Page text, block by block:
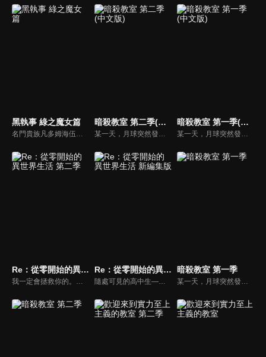
黑執事 綠之魔女篇
名門貴族凡多姆海伍家族的執事，賽巴斯欽·米卡艾利斯，與年僅13歲的主人謝爾・凡多姆海伍一同擔任“女王的看門犬”，處理黑暗社會中的骯髒事務。奉女王之命，賽巴斯欽與謝爾前往德國調查一連串離奇的死亡事件。在追查被傳言“只要踏入便會遭詛咒而死”的“狼人之森”真相時，駭人的詛咒悄然降臨。
暗殺教室 第二季(中文版)
某一天，月球突然發生爆炸，約有七成都蒸發掉了。自稱是犯人，還揚言明年三月連地球也要炸掉的超生物，不知為何來到椚丘國中三年E班擔任老師。各國元首都無法殺了它，只好委託椚丘國中三年E班的學生，酬勞是一百億日圓！他們能否再畢業前解決「殺老師」…？
暗殺教室 第一季(中文版)
某一天，月球突然發生爆炸，約有七成都蒸發掉了。自稱是犯人，還揚言明年三月連地球也要炸掉的超生物，不知為何來到椚丘國中三年E班擔任老師。各國元首都無法殺了它，只好委託椚丘國中三年E班的學生，酬勞是一百億日圓！他們能否再畢業前解決「殺老師」…？
Re：從零開始的異世界生活 第二季
我一定會拯救你的。打倒了擔任「怠惰」的魔女教大罪司教，貝特魯吉烏斯•羅曼尼康帝後，菜月昴和愛蜜莉雅又再度相遇了。在跨越了痛苦的訣別，終於能夠和解的兩人身邊，新的篇章卻又開始了。超乎想像，九死一生的危機，以及冷酷無情的現實向他們襲來。少年將再次起身，面對殘酷的命運。
Re：從零開始的異世界生活 新編集版
隨處可見的高中生——菜月昴，正要從便利商店回家時，突然發覺自己來到了異世界。在人生地不熟的狀況下突然來到了異世界後，向昂伸出援手的，是名美麗的銀髮少女。為了報答這名少女將自己從絕望中拯救出來，昂決定幫忙這名少女一起找尋她要的某樣東西……。
暗殺教室 第一季
某一天，月球突然發生爆炸，約有七成都蒸發掉了。自稱是犯人，還揚言明年三月連地球也要炸掉的超生物，不知為何來到椚丘國中三年E班擔任老師。各國元首都無法殺了它，只好委託椚丘國中三年E班的學生，酬勞是一百億日圓！他們能否再畢業前解決「殺老師」…？